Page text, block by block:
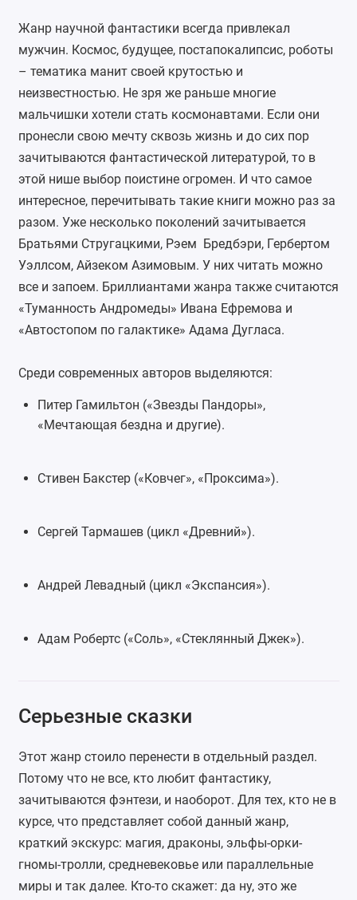
Жанр научной фантастики всегда привлекал
мужчин. Космос, будущее, постапокалипсис, роботы
– тематика манит своей крутостью и
неизвестностью. Не зря же раньше многие
мальчишки хотели стать космонавтами. Если они
пронесли свою мечту сквозь жизнь и до сих пор
зачитываются фантастической литературой, то в
этой нише выбор поистине огромен. И что самое
интересное, перечитывать такие книги можно раз за
разом. Уже несколько поколений зачитывается
Братьями Стругацкими, Рэем Бредбэри, Гербертом
Уэллсом, Айзеком Азимовым. У них читать можно
все и запоем. Бриллиантами жанра также считаются
«Туманность Андромеды» Ивана Ефремова и
«Автостопом по галактике» Адама Дугласа.
Среди современных авторов выделяются:
Питер Гамильтон («Звезды Пандоры»,
«Мечтающая бездна и другие).
Стивен Бакстер («Ковчег», «Проксима»).
Сергей Тармашев (цикл «Древний»).
Андрей Левадный (цикл «Экспансия»).
Адам Робертс («Соль», «Стеклянный Джек»).
Серьезные сказки
Этот жанр стоило перенести в отдельный раздел.
Потому что не все, кто любит фантастику,
зачитываются фэнтези, и наоборот. Для тех, кто не в
курсе, что представляет собой данный жанр,
краткий экскурс: магия, драконы, эльфы-орки-
гномы-тролли, средневековье или параллельные
миры и так далее. Кто-то скажет: да ну, это же